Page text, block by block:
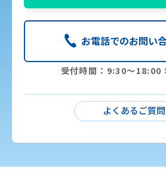
お電話でのお問い
受付時間：9:30〜18:00
よくあるご質問